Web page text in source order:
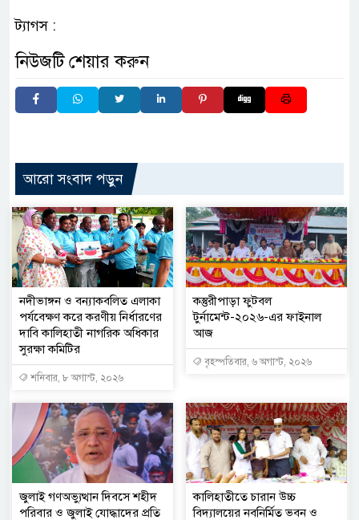
ট্যাগস :
নিউজটি শেয়ার করুন
আরো সংবাদ পড়ুন
নদীভাঙ্গন ও বন্যাকবলিত এলাকা
পর্যবেক্ষণ করে করণীয় নির্ধারণের
দাবি কালিহাতী নাগরিক অধিকার
সুরক্ষা কমিটির
শনিবার, ৮ অগাস্ট, ২০২৬
কস্তুরীপাড়া ফুটবল
টুর্নামেন্ট-২০২৬-এর ফাইনাল
আজ
বৃহস্পতিবার, ৬ অগাস্ট, ২০২৬
জুলাই গণঅভ্যুত্থান দিবসে শহীদ
পরিবার ও জুলাই যোদ্ধাদের প্রতি
কালিহাতীতে চারান উচ্চ
বিদ্যালয়ের নবনির্মিত ভবন ও